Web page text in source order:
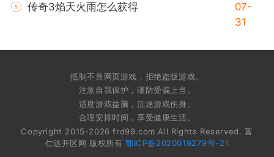
传奇3焰天火雨怎么获得
07-
31
抵制不良网页游戏，拒绝盗版游戏。
注意自我保护，谨防受骗上当。
适度游戏益脑，沉迷游戏伤身。
合理安排时间，享受健康生活。
Copyright 2015-2026 frd99.com All Rights Reserved. 富
仁达开区网 版权所有鄂ICP备2020019279号-21